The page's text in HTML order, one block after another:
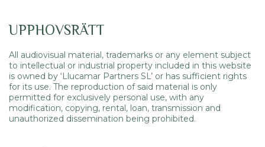
UPPHOVSRÄTT
All audiovisual material, trademarks or any element subject
to intellectual or industrial property included in this website
is owned by ‘Llucamar Partners SL’ or has sufficient rights
for its use. The reproduction of said material is only
permitted for exclusively personal use, with any
modification, copying, rental, loan, transmission and
unauthorized dissemination being prohibited.